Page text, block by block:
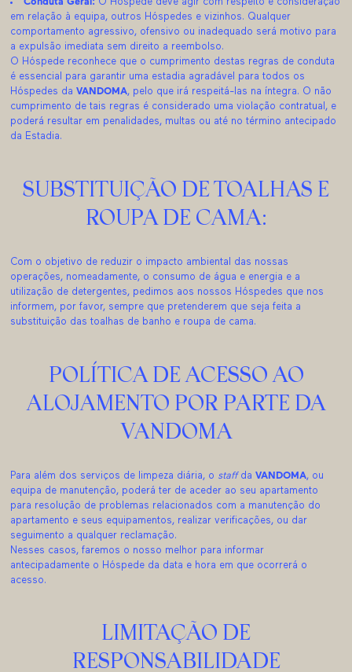
em relação à equipa, outros Hóspedes e vizinhos. Qualquer
comportamento agressivo, ofensivo ou inadequado será motivo para
a expulsão imediata sem direito a reembolso.
O Hóspede reconhece que o cumprimento destas regras de conduta
é essencial para garantir uma estadia agradável para todos os
Hóspedes daVANDOMA, pelo que irá respeitá-las na íntegra. O não
cumprimento de tais regras é considerado uma violação contratual, e
poderá resultar em penalidades, multas ou até no término antecipado
da Estadia.
SUBSTITUIÇÃO DE TOALHAS E
ROUPA DE CAMA:
Com o objetivo de reduzir o impacto ambiental das nossas
operações, nomeadamente, o consumo de água e energia e a
utilização de detergentes, pedimos aos nossos Hóspedes que nos
informem, por favor, sempre que pretenderem que seja feita a
substituição das toalhas de banho e roupa de cama.
POLÍTICA DE ACESSO AO
ALOJAMENTO POR PARTE DA
VANDOMA
Para além dos serviços de limpeza diária, o staffdaVANDOMA, ou
equipa de manutenção, poderá ter de aceder ao seu apartamento
para resolução de problemas relacionados com a manutenção do
apartamento e seus equipamentos, realizar verificações, ou dar
seguimento a qualquer reclamação.
Nesses casos, faremos o nosso melhor para informar
antecipadamente o Hóspede da data e hora em que ocorrerá o
acesso.
LIMITAÇÃO DE
RESPONSABILIDADE